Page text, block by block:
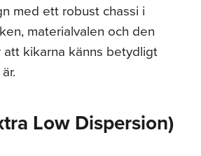
med ett robust chassi i
materialvalen och den
kikarna känns betydligt
Low Dispersion)